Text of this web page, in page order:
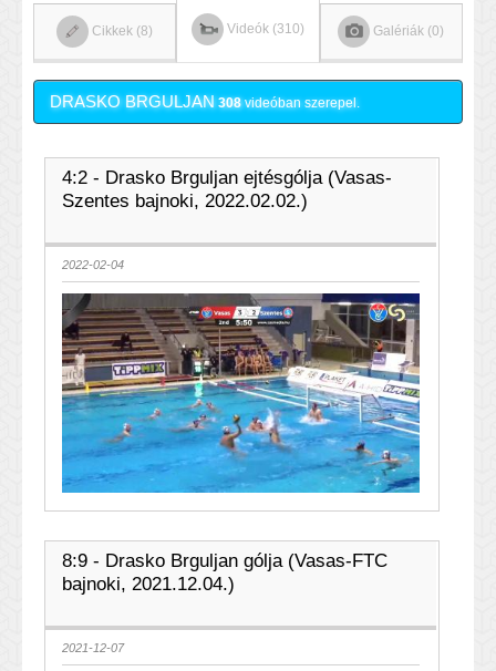
Cikkek (8) Videók (310) Galériák (0)
DRASKO BRGULJAN 308videóban szerepel.
4:2 - Drasko Brguljan ejtésgólja (Vasas-
Szentes bajnoki, 2022.02.02.)
2022-02-04
8:9 - Drasko Brguljan gólja (Vasas-FTC
bajnoki, 2021.12.04.)
2021-12-07